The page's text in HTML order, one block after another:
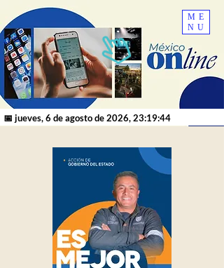
ME
NU
📅 jueves, 6 de agosto de 2026, 23:19:44